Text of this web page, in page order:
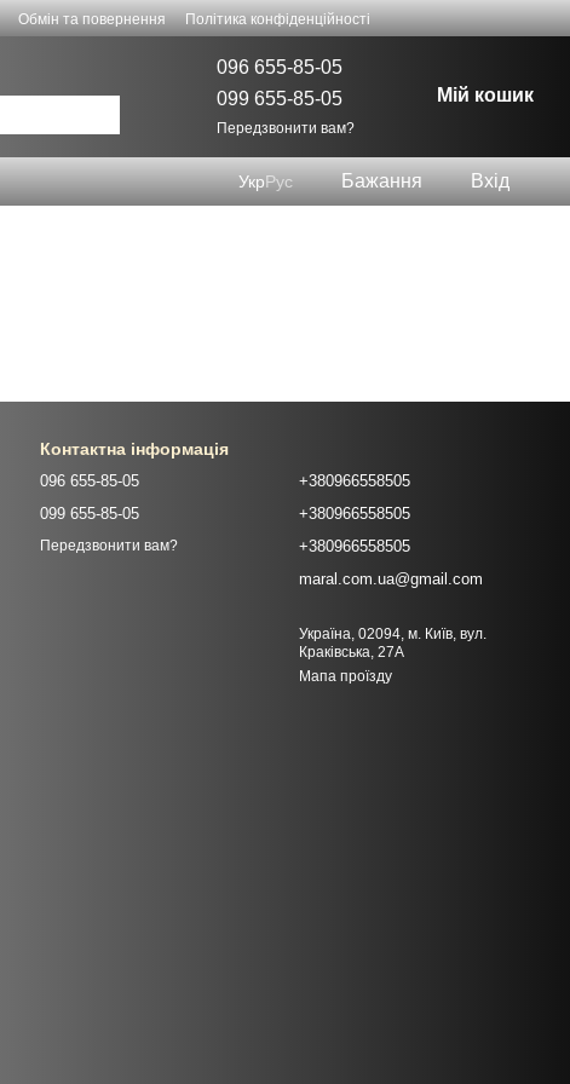
Обмін та повернення
Політика конфіденційності
096 655-85-05
099 655-85-05
Передзвонити вам?
Мій кошик
УкрРус Бажання Вхід
Контактна інформація
096 655-85-05
099 655-85-05
Передзвонити вам?
+380966558505
+380966558505
+380966558505
maral.com.ua@gmail.com
Україна, 02094, м. Київ, вул.
Краківська, 27А
Мапа проїзду